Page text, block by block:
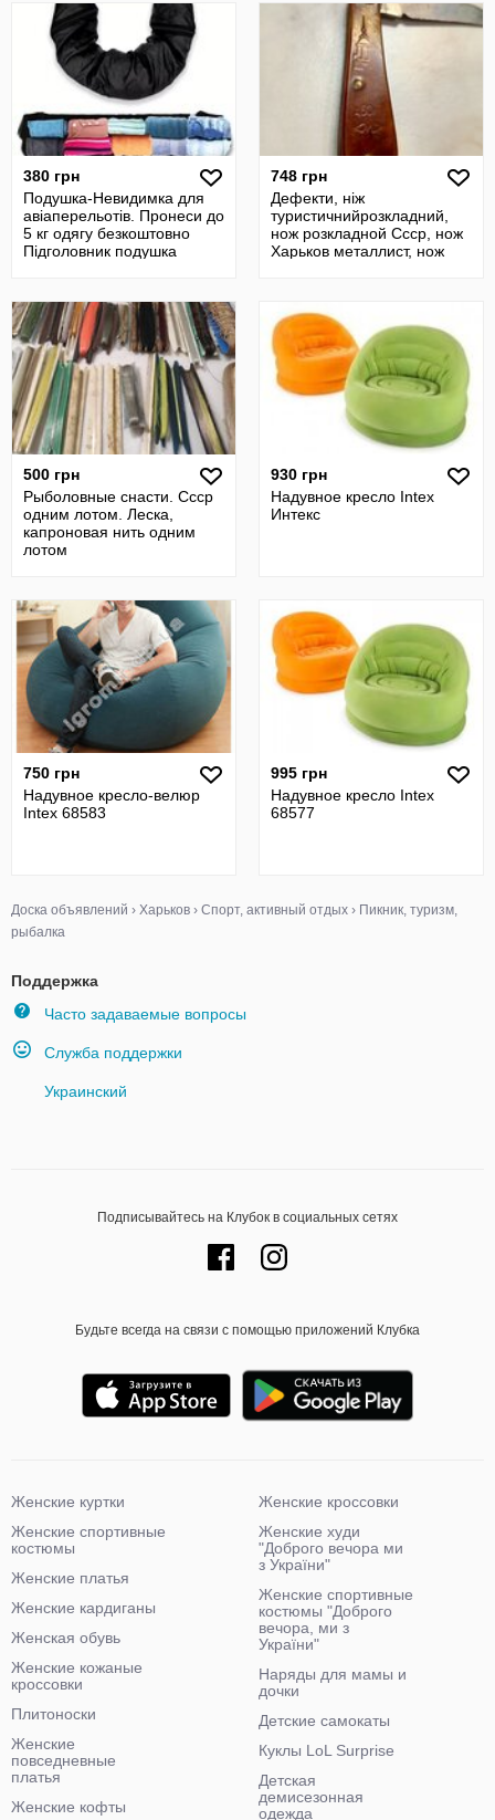
380 грн
Подушка-Невидимка для
авіаперельотів. Пронеси до
5 кг одягу безкоштовно
Підголовник подушка
748 грн
Дефекти, ніж
туристичнийрозкладний,
нож розкладной Ссср, нож
Харьков металлист, нож
500 грн
Рыболовные снасти. Ссср
одним лотом. Леска,
капроновая нить одним
лотом
930 грн
Надувное кресло Intex
Интекс
750 грн
Надувное кресло-велюр
Intex 68583
995 грн
Надувное кресло Intex
68577
Доска объявлений › Харьков › Спорт, активный отдых › Пикник, туризм,
рыбалка
Поддержка
Часто задаваемые вопросы
Служба поддержки
Украинский
Подписывайтесь на Клубок в социальных сетях
Будьте всегда на связи с помощью приложений Клубка
Женские куртки
Женские спортивные
костюмы
Женские платья
Женские кардиганы
Женская обувь
Женские кожаные
кроссовки
Плитоноски
Женские
повседневные
платья
Женские кофты
Женские кроссовки
Женские худи
"Доброго вечора ми
з України"
Женские спортивные
костюмы "Доброго
вечора, ми з
України"
Наряды для мамы и
дочки
Детские самокаты
Куклы LoL Surprise
Детская
демисезонная
одежда